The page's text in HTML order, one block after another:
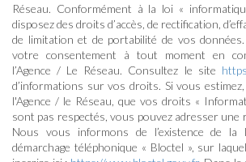
Réseau. Conformément à la loi «
disposez des droits d’accès, de rectification,
de limitation et de portabilité de vos
votre consentement à tout moment en
l’Agence / Le Réseau. Consultez le site
d’informations sur vos droits. Si vous
l'Agence / le Réseau, que vos droits «
sont pas respectés, vous pouvez adresser une
Nous vous informons de l’existence de la
démarchage téléphonique « Bloctel », sur